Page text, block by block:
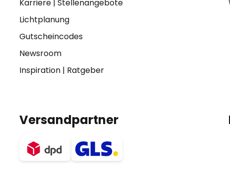
Karriere| Stellenangebote
Lichtplanung
Gutscheincodes
Newsroom
Inspiration| Ratgeber
Versandpartner